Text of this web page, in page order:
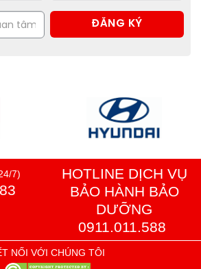
7)
HOTLINE DỊCH VỤ
BẢO HÀNH BẢO
DƯỠNG
0911.011.588
NỐI VỚI CHÚNG TÔI